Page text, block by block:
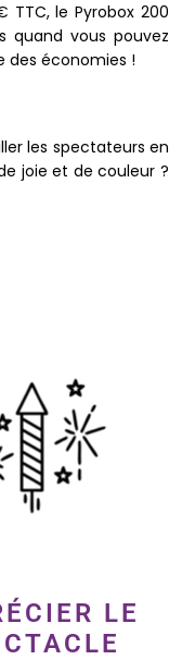
TTC, le Pyrobox 200
quand vous pouvez
des économies !
les spectateurs en
joie et de couleur ?
LE